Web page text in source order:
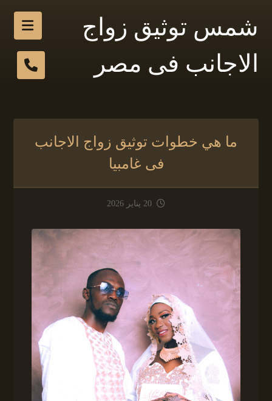
شمس توثيق زواج
الاجانب فى مصر
ما هي خطوات توثيق زواج الاجانب
فى غامبيا
20 يناير 2026